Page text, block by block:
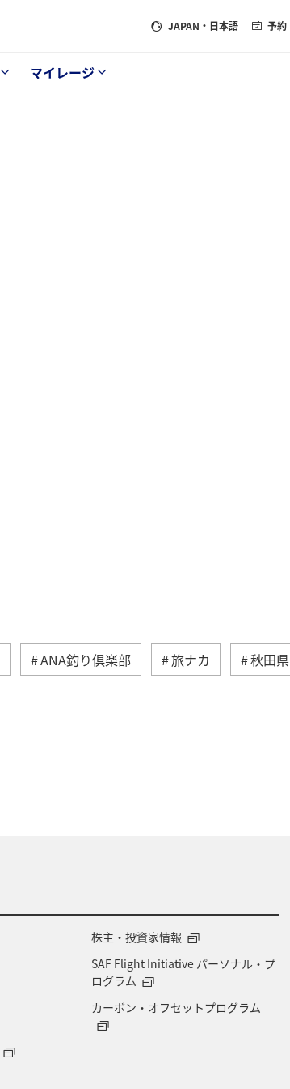
JAPAN ・日本語 予約
マイレージ
ANA釣り倶楽部 旅ナカ 秋田県
株主・投資家情報
SAF Flight Initiative パーソナル・プ
ログラム
カーボン・オフセットプログラム